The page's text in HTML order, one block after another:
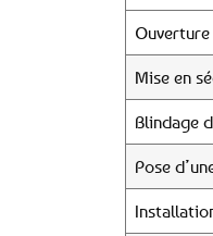
Mise en
Blindage
Pose